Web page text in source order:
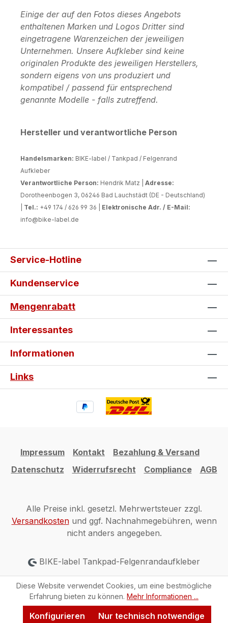
Einige der auf den Fotos dieses Angebots
enthaltenen Marken und Logos Dritter sind
eingetragene Warenzeichen der jeweiligen
Unternehmen. Unsere Aufkleber sind keine
originalen Produkte des jeweiligen Herstellers,
sondern eigens von uns produziert und
kompatibel / passend für entsprechend
genannte Modelle - falls zutreffend.
Hersteller und verantwortliche Person
Handelsmarken: BIKE-label / Tankpad / Felgenrand
Aufkleber
Verantwortliche Person: Hendrik Matz | Adresse:
Dorotheenbogen 3, 06246 Bad Lauchstädt (DE - Deutschland)
Tel.: +49 174 / 626 99 36 | Elektronische Adr. / E-Mail:
info@bike-label.de
Service-Hotline
Kundenservice
Mengenrabatt
Interessantes
Informationen
Links
Impressum Kontakt
Bezahlung & Versand
Datenschutz
Widerrufsrecht Compliance AGB
Alle Preise inkl. gesetzl. Mehrwertsteuer zzgl.
Versandkostenund ggf. Nachnahmegebühren, wenn
nicht anders angegeben.
BIKE-label Tankpad-Felgenrandaufkleber
Diese Website verwendet Cookies, um eine bestmögliche
Erfahrung bieten zu können. Mehr Informationen ...
Nur technisch notwendige
Konfigurieren